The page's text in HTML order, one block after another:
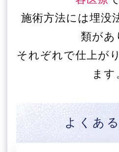
施術方法には埋没
類があ
それぞれで仕上が
ます
よくあ